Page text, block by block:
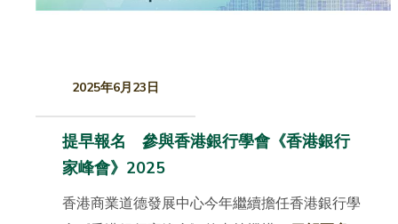
2025年6月23日
提早報名 參與香港銀行學會《香港銀行
家峰會》2025
香港商業道德發展中心今年繼續擔任香港銀行學